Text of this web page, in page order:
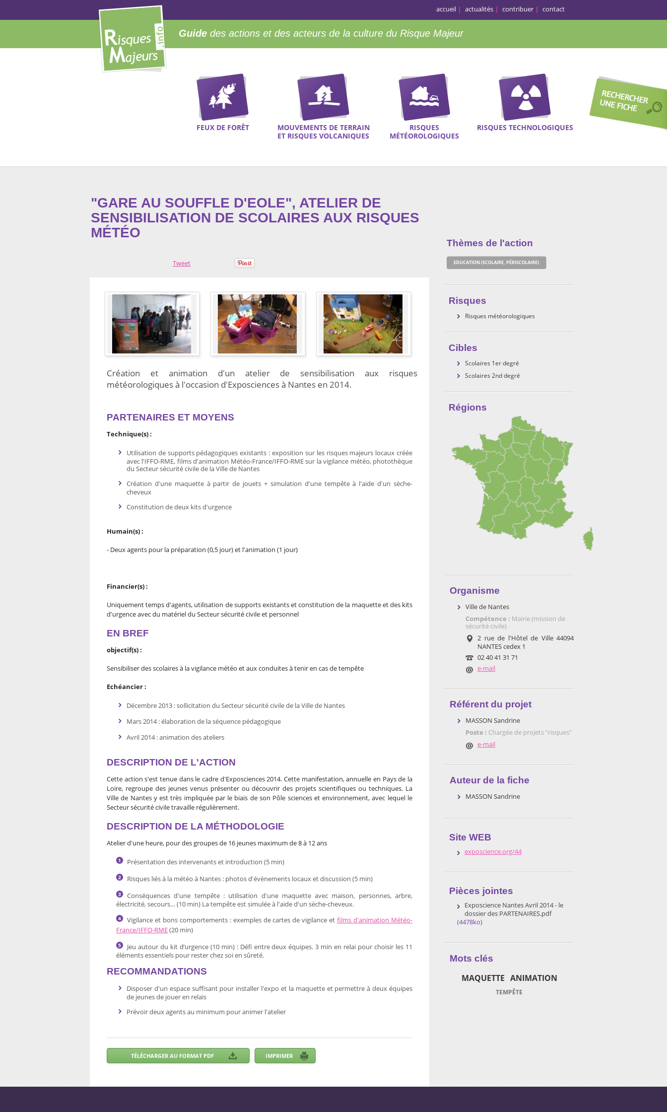
accueil actualités contribuer contact
Guide des actions et des acteurs de la culture du Risque Majeur
FEUX DE FORÊT
MOUVEMENTS DE TERRAIN
ET RISQUES VOLCANIQUES
RISQUES
MÉTÉOROLOGIQUES
RISQUES TECHNOLOGIQUES
"GARE AU SOUFFLE D'EOLE", ATELIER DE
SENSIBILISATION DE SCOLAIRES AUX RISQUES
MÉTÉO
Tweet
Création et animation d'un atelier de sensibilisation aux risques
météorologiques à l'occasion d'Exposciences à Nantes en 2014.
PARTENAIRES ET MOYENS
Technique(s) :
Utilisation de supports pédagogiques existants : exposition sur les risques majeurs locaux créée
avec l'IFFO-RME, films d'animation Météo-France/IFFO-RME sur la vigilance météo, photothèque
du Secteur sécurité civile de la Ville de Nantes
Création d'une maquette à partir de jouets + simulation d'une tempête à l'aide d'un sèche-
cheveux
Constitution de deux kits d'urgence
Humain(s) :
- Deux agents pour la préparation (0,5 jour) et l'animation (1 jour)
Financier(s) :
Uniquement temps d'agents, utilisation de supports existants et constitution de la maquette et des kits
d'urgence avec du matériel du Secteur sécurité civile et personnel
EN BREF
objectif(s) :
Sensibiliser des scolaires à la vigilance météo et aux conduites à tenir en cas de tempête
Echéancier :
Décembre 2013 : sollicitation du Secteur sécurité civile de la Ville de Nantes
Mars 2014 : élaboration de la séquence pédagogique
Avril 2014 : animation des ateliers
DESCRIPTION DE L'ACTION
Cette action s'est tenue dans le cadre d'Exposciences 2014. Cette manifestation, annuelle en Pays de la
Loire, regroupe des jeunes venus présenter ou découvrir des projets scientifiques ou techniques. La
Ville de Nantes y est très impliquée par le biais de son Pôle sciences et environnement, avec lequel le
Secteur sécurité civile travaille régulièrement.
DESCRIPTION DE LA MÉTHODOLOGIE
Atelier d'une heure, pour des groupes de 16 jeunes maximum de 8 à 12 ans
Présentation des intervenants et introduction (5 min)
Risques liés à la météo à Nantes : photos d'évènements locaux et discussion (5 min)
Conséquences d'une tempête : utilisation d'une maquette avec maison, personnes, arbre,
électricité, secours… (10 min) La tempête est simulée à l'aide d'un sèche-cheveux.
Vigilance et bons comportements : exemples de cartes de vigilance etfilms d'animation Météo-
France/IFFO-RME(20 min)
Jeu autour du kit d’urgence (10 min) : Défi entre deux équipes. 3 min en relai pour choisir les 11
éléments essentiels pour rester chez soi en sûreté.
RECOMMANDATIONS
Disposer d'un espace suffisant pour installer l'expo et la maquette et permettre à deux équipes
de jeunes de jouer en relais
Prévoir deux agents au minimum pour animer l'atelier
Thèmes de l'action
EDUCATION (SCOLAIRE, PÉRISCOLAIRE)
Risques
Risques météorologiques
Cibles
Scolaires 1er degré
Scolaires 2nd degré
Régions
Organisme
Ville de Nantes
Compétence : Mairie (mission de
sécurité civile)
2 rue de l'Hôtel de Ville 44094
NANTES cedex 1
02 40 41 31 71
e-mail
Référent du projet
MASSON Sandrine
Poste : Chargée de projets "risques"
e-mail
Auteur de la fiche
MASSON Sandrine
Site WEB
exposcience.org/44
Pièces jointes
Exposcience Nantes Avril 2014 - le
dossier des PARTENAIRES.pdf
(4478ko)
Mots clés
MAQUETTE ANIMATION
TEMPÊTE